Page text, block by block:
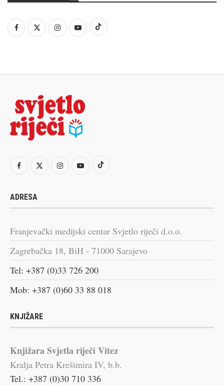
ADRESA
Franjevački medijski centar Svjetlo riječi d.o.o.
Zagrebačka 18, BiH - 71000 Sarajevo
Tel: +387 (0)33 726 200
Mob: +387 (0)60 33 88 018
KNJIŽARE
Knjižara Svjetla riječi Vitez
Kralja Petra Krešimira IV, b.b.
Tel.: +387 (0)30 710 336